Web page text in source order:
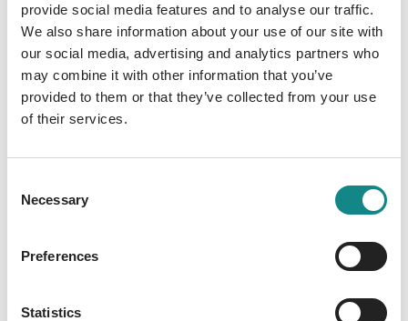
provide social media features and to analyse our traffic.
We also share information about your use of our site with
our social media, advertising and analytics partners who
may combine it with other information that you’ve
provided to them or that they’ve collected from your use
of their services.
Selection
Necessary
Preferences
Statistics
Außerdem gibt es viel über die Autos und
ihre Heimatländer zu erfahren. Mit diesem
Buch können Jung und Alt lachen und lernen,
schmunzeln und staunen.